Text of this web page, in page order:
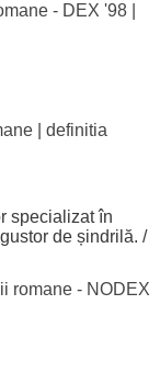
- DEX '98|
| definitia
specializatîn
de șindrilă. /
romane - NODEX